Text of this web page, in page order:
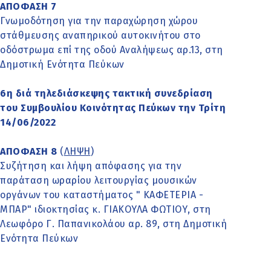
ΑΠΟΦΑΣΗ 7
Γνωμοδότηση για την παραχώρηση χώρου
στάθμευσης αναπηρικού αυτοκινήτου στο
οδόστρωμα επί της οδού Αναλήψεως αρ.13, στη
Δημοτική Ενότητα Πεύκων
6η διά τηλεδιάσκεψης τακτική συνεδρίαση
του Συμβουλίου Κοινότητας Πεύκων την Τρίτη
14/06/2022
ΑΠΟΦΑΣΗ 8 (ΛΗΨΗ )
Συζήτηση και λήψη απόφασης για την
παράταση ωραρίου λειτουργίας μουσικών
οργάνων του καταστήματος " ΚΑΦΕΤΕΡΙΑ -
ΜΠΑΡ" ιδιοκτησίας κ. ΓΙΑΚΟΥΛΑ ΦΩΤΙΟΥ, στη
Λεωφόρο Γ. Παπανικολάου αρ. 89, στη Δημοτική
Ενότητα Πεύκων